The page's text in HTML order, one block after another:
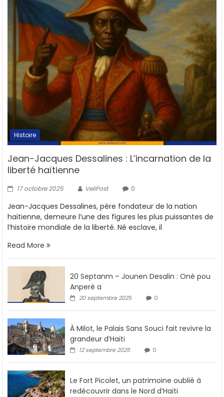
Histoire
Jean-Jacques Dessalines : L’incarnation de la
liberté haïtienne
17 octobre 2025 VeliPost 0
Jean-Jacques Dessalines, père fondateur de la nation
haïtienne, demeure l’une des figures les plus puissantes de
l’histoire mondiale de la liberté. Né esclave, il
Read More
20 Septanm – Jounen Desalin : Onè pou
Anperè a
20 septembre 2025 0
À Milot, le Palais Sans Souci fait revivre la
grandeur d’Haïti
12 septembre 2025 0
Le Fort Picolet, un patrimoine oublié à
redécouvrir dans le Nord d’Haïti